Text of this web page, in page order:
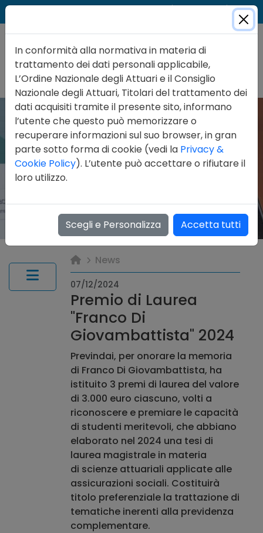
News
07/12/2024
Premio di Laurea
"Franco Di
Giovambattista" 2024
Previndai, per onorare la memoria
di Franco Di Giovambattista, ha
istituito 3 premi di laurea del valore
di 3.000 euro ciascuno, volti a
riconoscere e premiare le capacità
di studenti meritevoli, che abbiano
elaborato nel 2024 una tesi di
laurea magistrale in materia
di scienze attuariali applicate alle
assicurazioni sociali. Costituirà
titolo preferenziale la trattazione di
tematiche inerenti alla previdenza
complementare.
In conformità alla normativa in materia di
trattamento dei dati personali applicabile,
L’Ordine Nazionale degli Attuari e il Consiglio
Nazionale degli Attuari, Titolari del trattamento dei
dati acquisiti tramite il presente sito, informano
l’utente che questo può memorizzare o
recuperare informazioni sul suo browser, in gran
parte sotto forma di cookie (vedi la Privacy &
Cookie Policy). L’utente può accettare o rifiutare il
loro utilizzo.
Scegli e Personalizza Accetta tutti